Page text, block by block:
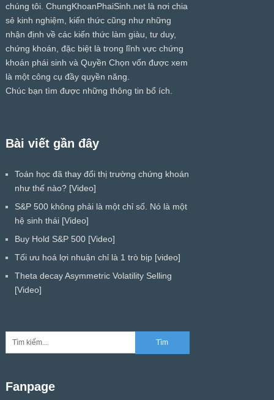
chúng tôi. ChungKhoanPhaiSinh.netlà nơi chia
sẻ kinh nghiệm, kiến thức cũng như những
nhận định về các kiến thức làm giàu, tư duy,
chứng khoán, đặc biệt là trong lĩnh vực chứng
khoán phái sinh và Quyền Chọn vốn được xem
là một công cụ đầy quyền năng.
Chúc bạn tìm được những thông tin bổ ích.
Bài viết gần đây
Toán học đã thay đổi thị trường chứng khoán
như thế nào? [Video]
S&P 500 không phải là một chỉ số. Nó là một
hệ sinh thái [Video]
Buy Hold S&P 500 [Video]
Tối ưu hoá lợi nhuận chỉ là 1 trò bịp [video]
Theta decay Asymmetric Volatility Selling
[Video]
Fanpage